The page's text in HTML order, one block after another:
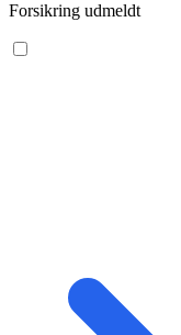
Forsikring udmeldt